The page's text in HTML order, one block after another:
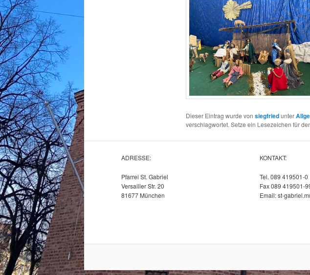
Dieser Eintrag wurde von siegfriedunter
verschlagwortet. Setze ein Lesezeichen für
ADRESSE:
Pfarrei St. Gabriel
Versailler Str. 20
81677 München
KONTAKT:
Tel. 089 419501-0
Fax 089 419501-
Email: st-